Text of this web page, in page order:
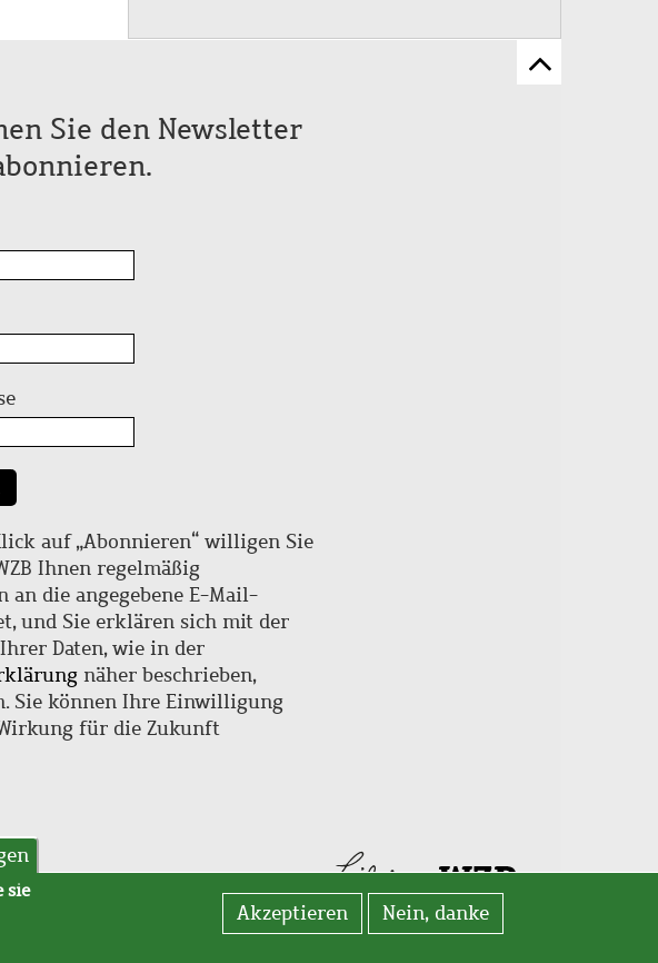
Zum
Sie den Newsletter
auf „Abonnieren“ willigen Sie
Ihnen regelmäßig
an die angegebene E-Mail-
und Sie erklären sich mit der
Daten, wie in der
näher beschrieben,
Sie können Ihre Einwilligung
für die Zukunft
sie
Akzeptieren Nein, danke